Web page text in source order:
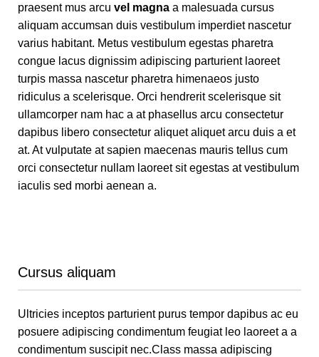
praesent mus arcu vel magna a malesuada cursus
aliquam accumsan duis vestibulum imperdiet nascetur
varius habitant. Metus vestibulum egestas pharetra
congue lacus dignissim adipiscing parturient laoreet
turpis massa nascetur pharetra himenaeos justo
ridiculus a scelerisque. Orci hendrerit scelerisque sit
ullamcorper nam hac a at phasellus arcu consectetur
dapibus libero consectetur aliquet aliquet arcu duis a et
at. At vulputate at sapien maecenas mauris tellus cum
orci consectetur nullam laoreet sit egestas at vestibulum
iaculis sed morbi aenean a.
Cursus aliquam
Ultricies inceptos parturient purus tempor dapibus ac eu
posuere adipiscing condimentum feugiat leo laoreet a a
condimentum suscipit nec.Class massa adipiscing